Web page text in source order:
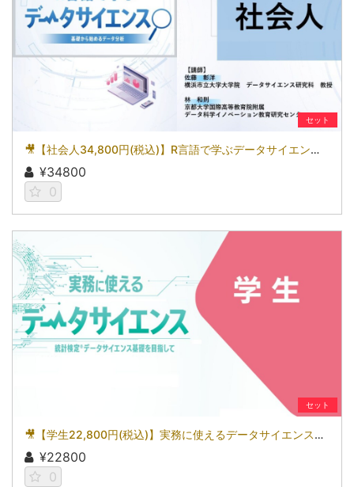
セット
🎥【社会人34,800円(税込)】R言語で学ぶデータサイエンス～基礎から始めるデータ分析～［京都大学データサイエンス講座］（2026）
¥34800
0
セット
🎥【学生22,800円(税込)】実務に使えるデータサイエンス～統計検定(R)データサイエンス基礎を目指して～［京都大学データサイエンス講座］（2026）
¥22800
0